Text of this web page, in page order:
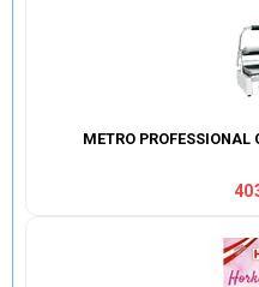
METRO